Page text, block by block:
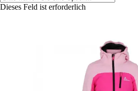
Dieses Feld ist erforderlich